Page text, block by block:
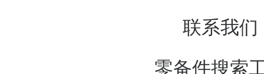
联系我们
零备件搜索